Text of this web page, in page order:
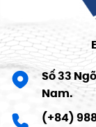
Số 33
Nam.
(+84)